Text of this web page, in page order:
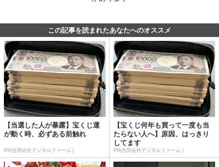
この記事を読まれたあなたへのオススメ
【当選した人が暴露】宝くじ運
が動く時、必ずある前触れ
PR(合同会社デジタルファーム )
【宝くじ何年も買って一度も当
たらない人へ】原因、はっきり
してます
PR(合同会社デジタルファーム )